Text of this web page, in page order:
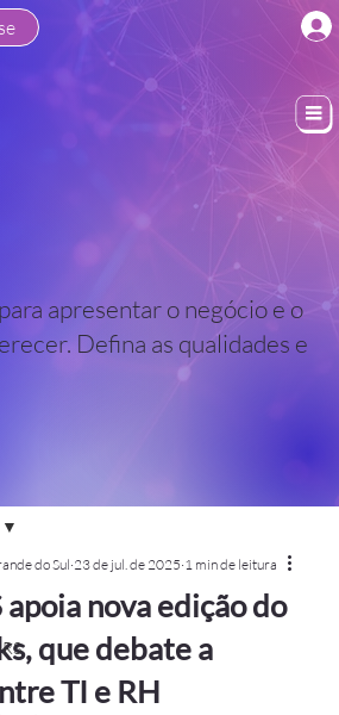
apresentar o negócio e o
Defina as qualidades e
apoia nova edição do
que debate a
TI e RH
do Sul 23 de jul. de 2025 1 min de leitura